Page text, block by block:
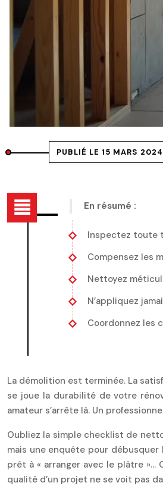
PUBLIÉ LE 15 MARS 2024
En résumé :
Inspectez toute
Compensez les
Nettoyez
N’appliquez
Coordonnez les
La démolition est terminée. La
se joue la durabilité de votre
amateur s’arrête là. Un
Oubliez la simple checklist de
mais une enquête pour
prêt à « arranger avec le plâtre
qualité d’un projet ne se voit pas